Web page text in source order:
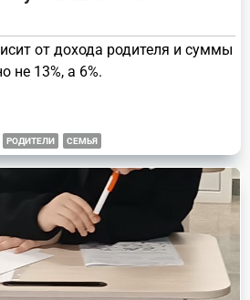
от дохода родителя и суммы
не 13%, а 6%.
РОДИТЕЛИ СЕМЬЯ